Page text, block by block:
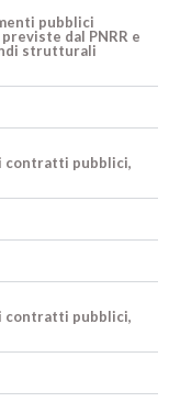
pubblici
dal PNRR e
strutturali
contratti pubblici,
contratti pubblici,